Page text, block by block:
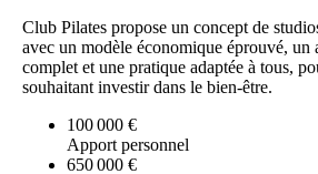
Club Pilates propose un concept de
avec un modèle économique éprouvé, un
complet et une pratique adaptée à tous,
souhaitant investir dans le bien-être.
100 000 €
Apport personnel
650 000 €